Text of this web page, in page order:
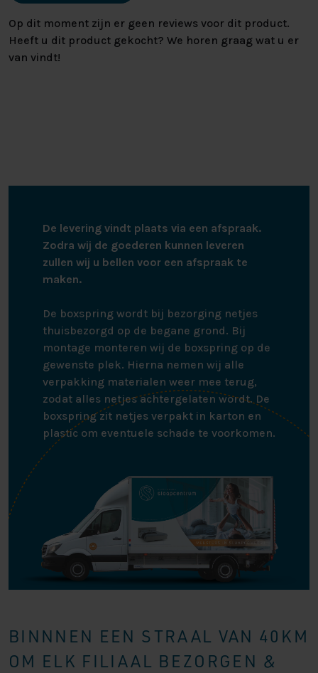
Op dit moment zijn er geen reviews voor dit product.
Heeft u dit product gekocht? We horen graag wat u er
van vindt!
De levering vindt plaats via een afspraak.
Zodra wij de goederen kunnen leveren
zullen wij u bellen voor een afspraak te
maken.
De boxspring wordt bij bezorging netjes
thuisbezorgd op de begane grond. Bij
montage monteren wij de boxspring op de
gewenste plek. Hierna nemen wij alle
verpakking materialen weer mee terug,
zodat alles netjes achtergelaten wordt. De
boxspring zit netjes verpakt in karton en
plastic om eventuele schade te voorkomen.
BINNNEN EEN STRAAL VAN 40KM
OM ELK FILIAAL BEZORGEN &